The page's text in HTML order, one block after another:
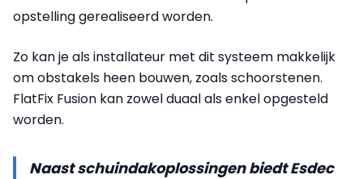
opstelling gerealiseerd worden.
Zo kan je als installateur met dit systeem makkelijk
om obstakels heen bouwen, zoals schoorstenen.
FlatFix Fusion kan zowel duaal als enkel opgesteld
worden.
Naast schuindakoplossingen biedt Esdec